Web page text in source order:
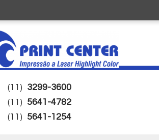
(11) 3299-3600
(11) 5641-4782
(11) 5641-1254